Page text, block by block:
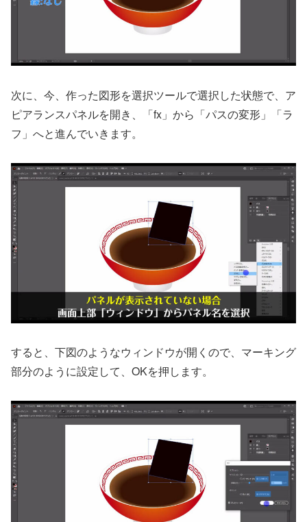
次に、今、作った図形を選択ツールで選択した状態で、ア
ピアランスパネルを開き、「fx」から「パスの変形」「ラ
フ」へと進んでいきます。
すると、下図のようなウィンドウが開くので、マーキング
部分のように設定して、OKを押します。